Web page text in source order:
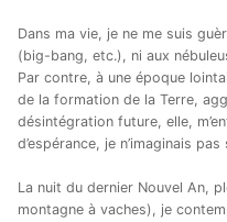
Dans ma vie, je ne me suis
(big-bang, etc.), ni aux
Par contre, à une époque
de la formation de la Terre,
désintégration future, elle,
d’espérance, je n’imaginais
La nuit du dernier Nouvel An,
montagne à vaches), je